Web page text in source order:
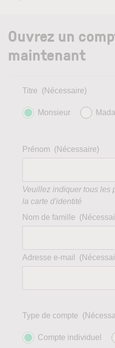
Ouvrez un
maintenant
Titre (Nécessaire)
Monsieur
Prénom (Nécessaire)
Veuillez indiquer tous les
la carte d'identité
Nom de famille
Adresse e-mail
Type de compte
Compte individuel